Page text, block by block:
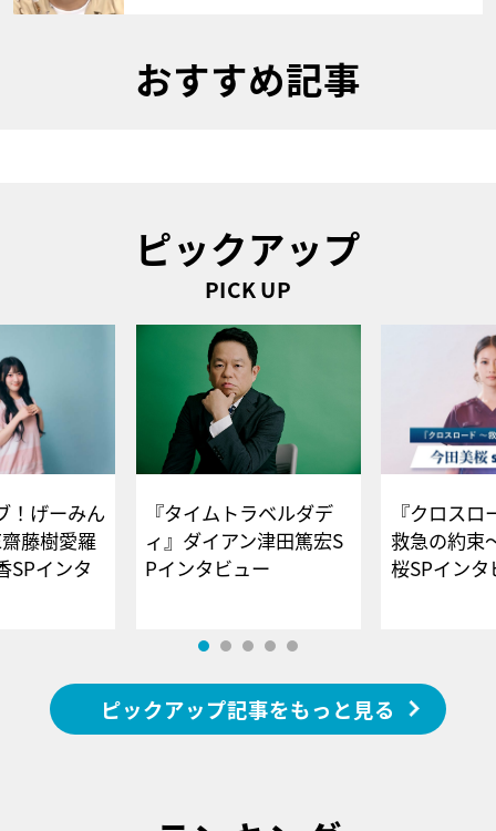
おすすめ記事
ピックアップ
PICK UP
！げーみん
藤樹愛羅
SPインタ
『タイムトラベルダデ
ィ』ダイアン津田篤宏S
Pインタビュー
『クロス
救急の約束
桜SPイ
ピックアップ記事をもっと見る